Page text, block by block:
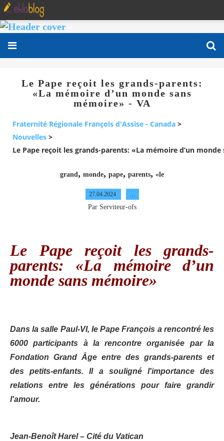
Le Pape reçoit les grands-parents:
«La mémoire d’un monde sans
mémoire» - VA
Fraternité Régionale François d'Assise - Canada >
Nouvelles >
Le Pape reçoit les grands-parents: «La mémoire d’un
grand , monde, pape, parents, «le
27.04.2024
Par Serviteur-ofs
Le Pape reçoit les grands-
parents: «La mémoire d’un
monde sans mémoire»
Dans la salle Paul-VI, le Pape François a rencontré les
6000 participants à la rencontre organisée par la
Fondation Grand Âge entre des grands-parents et
des petits-enfants. Il a souligné l'importance des
relations entre les générations pour faire grandir
l'amour.
Jean-Benoît Harel – Cité du Vatican